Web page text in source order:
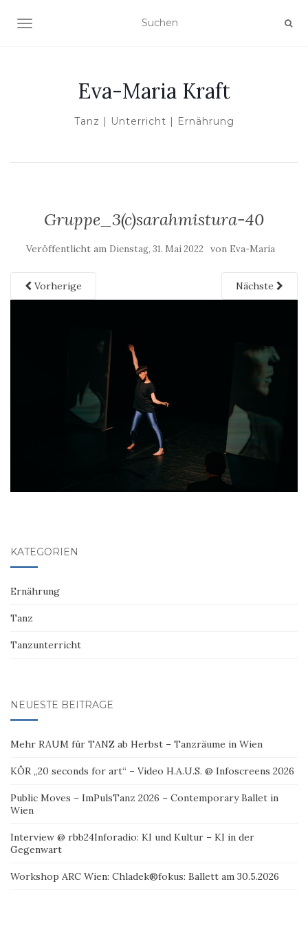
NAVIGATION UMSCHALTEN
Eva-Maria Kraft
Tanz | Unterricht | Ernährung
Gruppe_3(c)sarahmistura-40
Veröffentlicht am Dienstag, 31. Mai 2022 von Eva-Maria
Vorherige Nächste
KATEGORIEN
Ernährung
Tanz
Tanzunterricht
NEUESTE BEITRÄGE
Mehr RAUM für TANZ ab Herbst – Tanzräume in Wien
KÖR „20 seconds for art“ – Video H.A.U.S. @ Infoscreens 2026
Public Moves – ImPulsTanz 2026 – Contemporary Ballet in
Wien
Interview @ rbb24Inforadio: KI und Kultur – KI in der
Gegenwart
Workshop ARC Wien: Chladek®fokus: Ballett am 30.5.2026